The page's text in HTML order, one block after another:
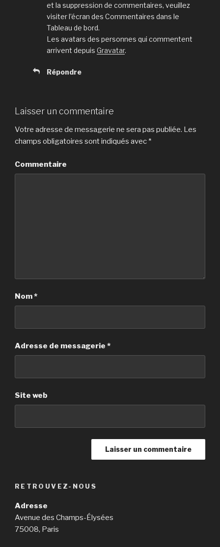
et la suppression de commentaires, veuillez
visiter l’écran des Commentaires dans le
Tableau de bord.
Les avatars des personnes qui commentent
arrivent depuis Gravatar.
Répondre
Laisser un commentaire
Votre adresse de messagerie ne sera pas publiée. Les
champs obligatoires sont indiqués avec *
Commentaire
Nom*
Adresse de messagerie *
Site web
RETROUVEZ-NOUS
Adresse
Avenue des Champs-Élysées
75008, Paris